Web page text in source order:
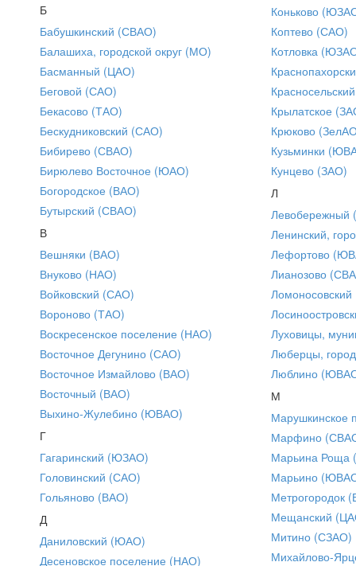
Б
Бабушкинский (СВАО)
Балашиха, городской округ (МО)
Басманный (ЦАО)
Беговой (САО)
Бекасово (ТАО)
Бескудниковский (САО)
Бибирево (СВАО)
Бирюлево Восточное (ЮАО)
Богородское (ВАО)
Бутырский (СВАО)
В
Вешняки (ВАО)
Внуково (НАО)
Войковский (САО)
Вороново (ТАО)
Воскресенское поселение (НАО)
Восточное Дегунино (САО)
Восточное Измайлово (ВАО)
Восточный (ВАО)
Выхино-Жулебино (ЮВАО)
Г
Гагаринский (ЮЗАО)
Головинский (САО)
Гольяново (ВАО)
Д
Даниловский (ЮАО)
Десеновское поселение (НАО)
Коньково
Коптево (САО)
Котловка
Крылатское
Крюково
Кузьминки
Кунцево (ЗАО)
Л
Ленинский,
Лефортово
Лианозово
Луховицы,
Люберцы,
Люблино
М
Марушкинское
Марфино
Марьина Роща
Марьино
Метрогородок
Мещанский
Митино (СЗАО)
Михайлово-